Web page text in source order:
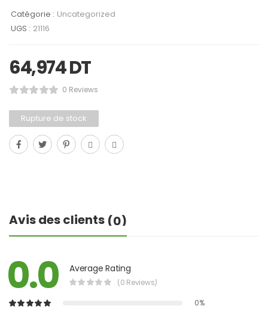
Catégorie : Uncategorized
UGS : 21116
64,974DT
0 Reviews
Rupture de stock
Avis des clients (0)
0.0 Average Rating
(0 Reviews)
0%